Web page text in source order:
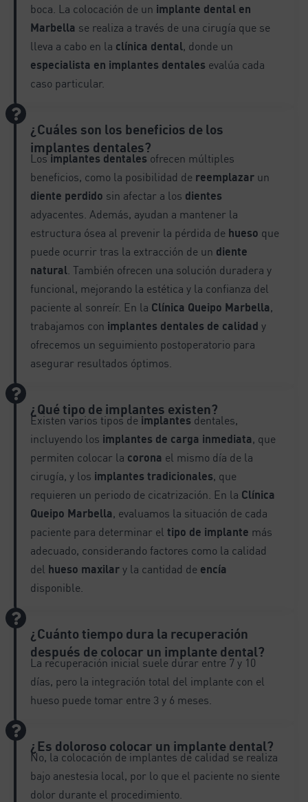
boca. La colocación de un implante dental en
Marbella se realiza a través de una cirugía que se
lleva a cabo en la clínica dental, donde un
especialista en implantes dentales evalúa cada
caso particular.
¿Cuáles son los beneficios de los
implantes dentales?
Los implantes dentales ofrecen múltiples
beneficios, como la posibilidad de reemplazar un
diente perdido sin afectar a los dientes
adyacentes. Además, ayudan a mantener la
estructura ósea al prevenir la pérdida de hueso que
puede ocurrir tras la extracción de un diente
natural . También ofrecen una solución duradera y
funcional, mejorando la estética y la confianza del
paciente al sonreír. En la Clínica Queipo Marbella,
trabajamos con implantes dentales de calidad y
ofrecemos un seguimiento postoperatorio para
asegurar resultados óptimos.
¿Qué tipo de implantes existen?
Existen varios tipos de implantes dentales,
incluyendo los implantes de carga inmediata, que
permiten colocar la corona el mismo día de la
cirugía, y los implantes tradicionales, que
requieren un periodo de cicatrización. En la Clínica
Queipo Marbella, evaluamos la situación de cada
paciente para determinar el tipo de implante más
adecuado, considerando factores como la calidad
del hueso maxilar y la cantidad de encía
disponible.
¿Cuánto tiempo dura la recuperación
después de colocar un implante dental?
La recuperación inicial suele durar entre 7 y 10
días, pero la integración total del implante con el
hueso puede tomar entre 3 y 6 meses.
¿Es doloroso colocar un implante dental?
No, la colocación de implantes de calidad se realiza
bajo anestesia local, por lo que el paciente no siente
dolor durante el procedimiento.